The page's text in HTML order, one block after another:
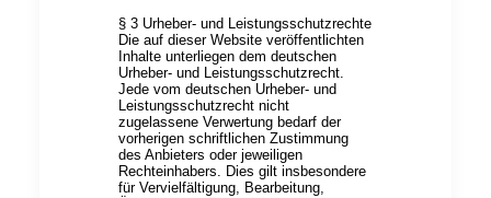
§ 3 Urheber- und Leistungsschutzrechte
Die auf dieser Website veröffentlichten
Inhalte unterliegen dem deutschen
Urheber- und Leistungsschutzrecht.
Jede vom deutschen Urheber- und
Leistungsschutzrecht nicht
zugelassene Verwertung bedarf der
vorherigen schriftlichen Zustimmung
des Anbieters oder jeweiligen
Rechteinhabers. Dies gilt insbesondere
für Vervielfältigung, Bearbeitung,